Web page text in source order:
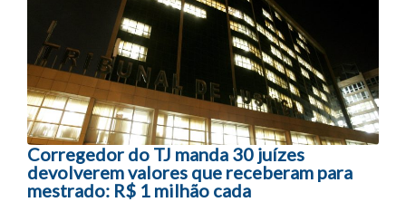
Corregedor do TJ manda 30 juízes
devolverem valores que receberam para
mestrado: R$ 1 milhão cada